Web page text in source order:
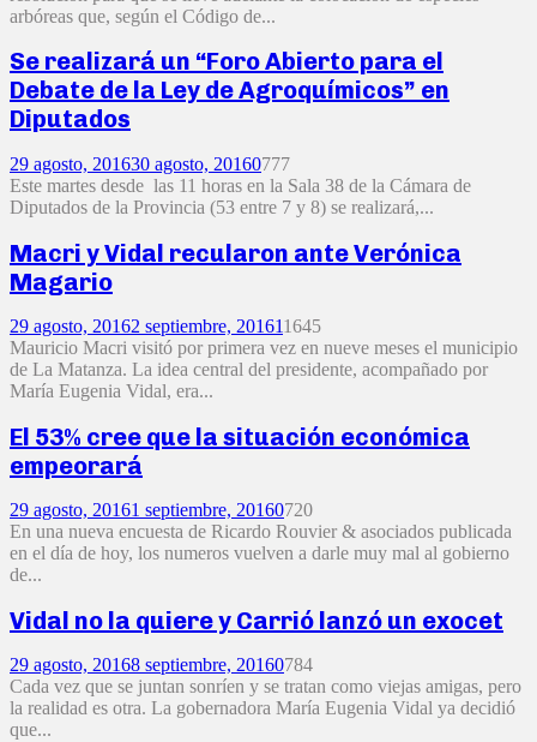
arbóreas que, según el Código de...
Se realizará un “Foro Abierto para el
Debate de la Ley de Agroquímicos” en
Diputados
29 agosto, 201630 agosto, 20160777
Este martes desde las 11 horas en la Sala 38 de la Cámara de
Diputados de la Provincia (53 entre 7 y 8) se realizará,...
Macri y Vidal recularon ante Verónica
Magario
29 agosto, 20162 septiembre, 201611645
Mauricio Macri visitó por primera vez en nueve meses el municipio
de La Matanza. La idea central del presidente, acompañado por
María Eugenia Vidal, era...
El 53% cree que la situación económica
empeorará
29 agosto, 20161 septiembre, 20160720
En una nueva encuesta de Ricardo Rouvier & asociados publicada
en el día de hoy, los numeros vuelven a darle muy mal al gobierno
de...
Vidal no la quiere y Carrió lanzó un exocet
29 agosto, 20168 septiembre, 20160784
Cada vez que se juntan sonríen y se tratan como viejas amigas, pero
la realidad es otra. La gobernadora María Eugenia Vidal ya decidió
que...